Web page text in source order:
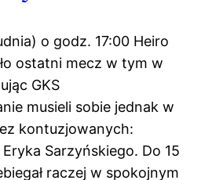
o godz. 17:00 Heiro
ostatni mecz w tym w
GKS
musieli sobie jednak w
kontuzjowanych:
Sarzyńskiego. Do 15
raczej w spokojnym